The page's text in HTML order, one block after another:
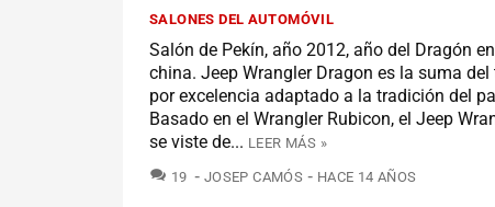
SALONES DEL AUTOMÓVIL
Salón de Pekín, año 2012, año del Dragón
china. Jeep Wrangler Dragon es la suma
por excelencia adaptado a la tradición del
Basado en el Wrangler Rubicon, el Jeep
se viste de... LEER MÁS »
19 COMENTARIOS
JOSEP CAMÓS HACE 14 AÑOS